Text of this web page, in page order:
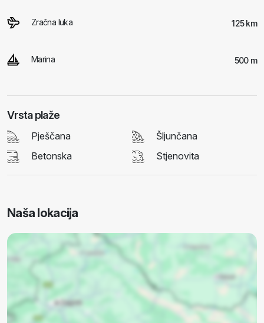
Zračna luka 125 km
Marina 500 m
Vrsta plaže
Pješčana
Šljunčana
Betonska
Stjenovita
Naša lokacija